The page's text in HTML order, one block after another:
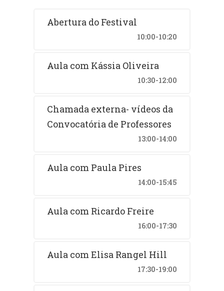
Abertura do Festival
10:00-10:20
Aula com Kássia Oliveira
10:30-12:00
Chamada externa- vídeos da
Convocatória de Professores
13:00-14:00
Aula com Paula Pires
14:00-15:45
Aula com Ricardo Freire
16:00-17:30
Aula com Elisa Rangel Hill
17:30-19:00